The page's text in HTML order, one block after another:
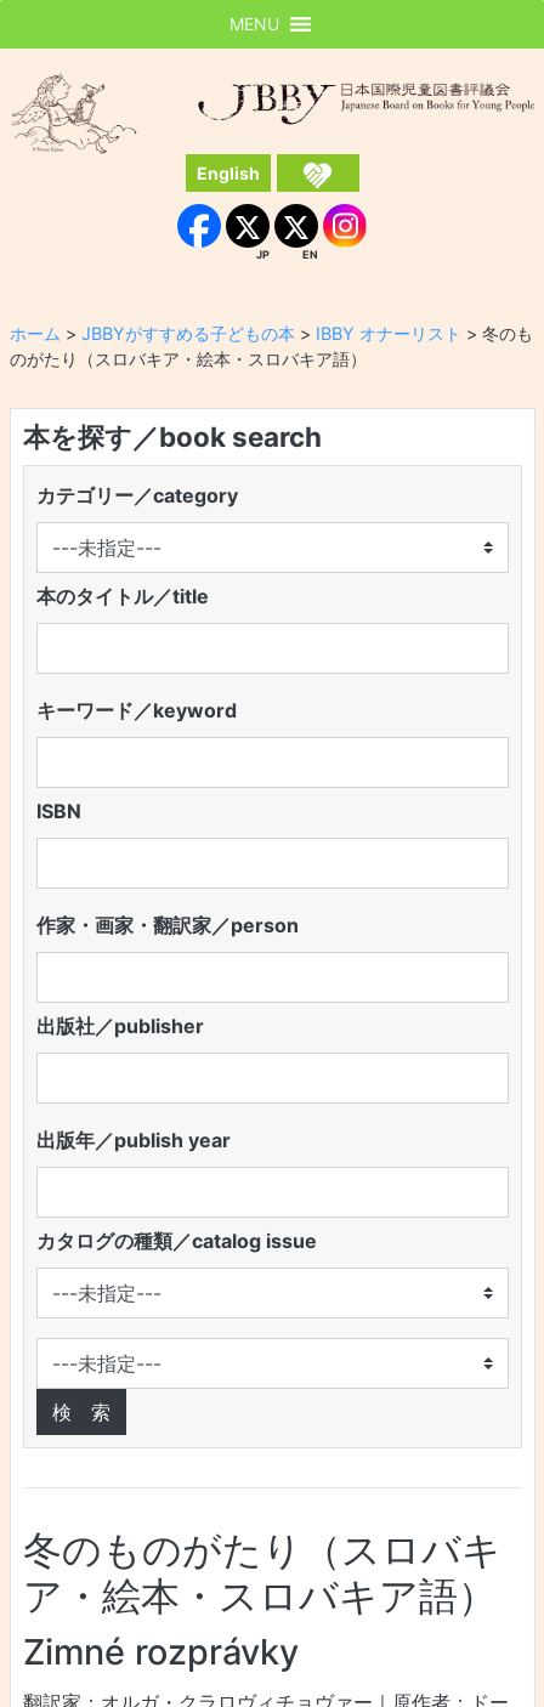
JBBY
English
Facebook
JP
JP
EN
EN Instagram
MENU
ホーム > JBBYがすすめる子どもの本 > IBBY オナーリスト > 冬のも
のがたり（スロバキア・絵本・スロバキア語）
本を探す／book search
カテゴリー／category
本のタイトル／title
キーワード／keyword
ISBN
作家・画家・翻訳家／person
出版社／publisher
出版年／publish year
カタログの種類／catalog issue
冬のものがたり（スロバキ
ア・絵本・スロバキア語）
Zimné rozprávky